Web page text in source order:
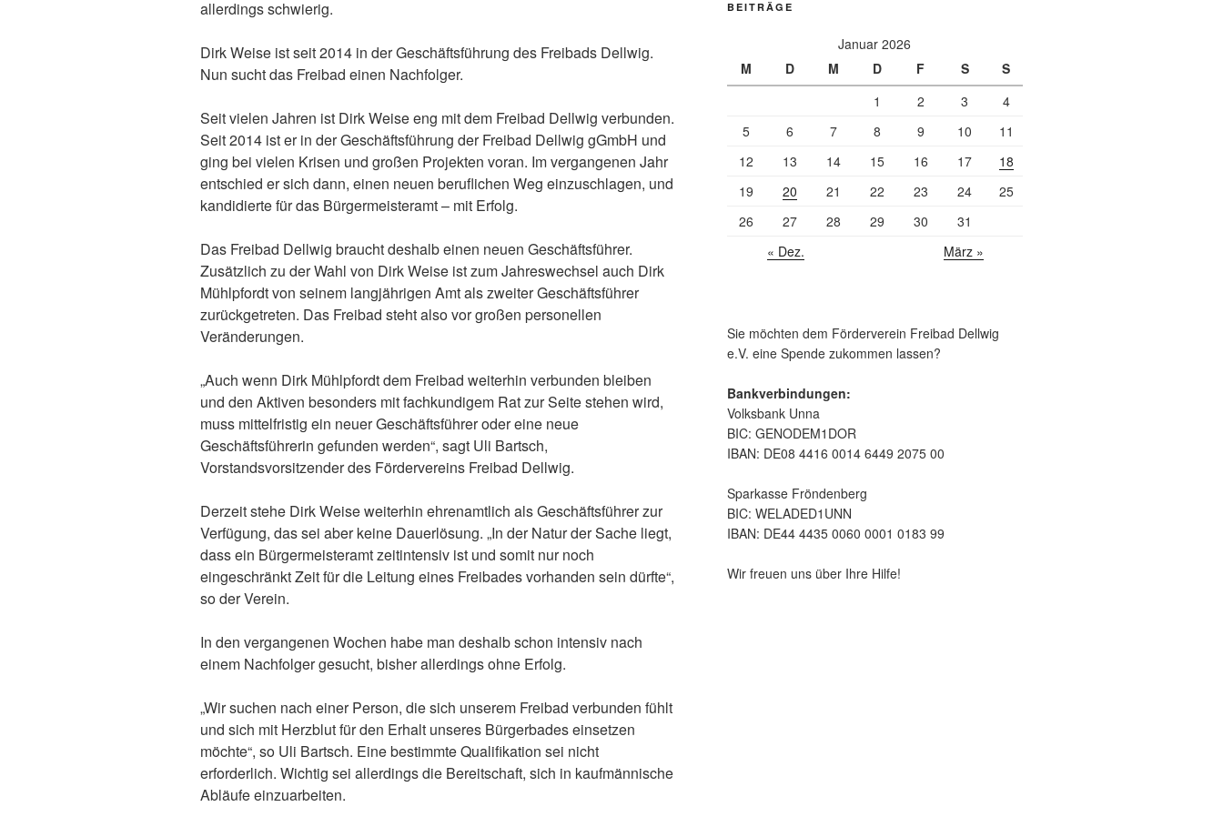
allerdings schwierig.
Dirk Weise ist seit 2014 in der Geschäftsführung des Freibads Dellwig.
Nun sucht das Freibad einen Nachfolger.
Seit vielen Jahren ist Dirk Weise eng mit dem Freibad Dellwig verbunden.
Seit 2014 ist er in der Geschäftsführung der Freibad Dellwig gGmbH und
ging bei vielen Krisen und großen Projekten voran. Im vergangenen Jahr
entschied er sich dann, einen neuen beruflichen Weg einzuschlagen, und
kandidierte für das Bürgermeisteramt – mit Erfolg.
Das Freibad Dellwig braucht deshalb einen neuen Geschäftsführer.
Zusätzlich zu der Wahl von Dirk Weise ist zum Jahreswechsel auch Dirk
Mühlpfordt von seinem langjährigen Amt als zweiter Geschäftsführer
zurückgetreten. Das Freibad steht also vor großen personellen
Veränderungen.
„Auch wenn Dirk Mühlpfordt dem Freibad weiterhin verbunden bleiben
und den Aktiven besonders mit fachkundigem Rat zur Seite stehen wird,
muss mittelfristig ein neuer Geschäftsführer oder eine neue
Geschäftsführerin gefunden werden“, sagt Uli Bartsch,
Vorstandsvorsitzender des Fördervereins Freibad Dellwig.
Derzeit stehe Dirk Weise weiterhin ehrenamtlich als Geschäftsführer zur
Verfügung, das sei aber keine Dauerlösung. „In der Natur der Sache liegt,
dass ein Bürgermeisteramt zeitintensiv ist und somit nur noch
eingeschränkt Zeit für die Leitung eines Freibades vorhanden sein dürfte“,
so der Verein.
In den vergangenen Wochen habe man deshalb schon intensiv nach
einem Nachfolger gesucht, bisher allerdings ohne Erfolg.
„Wir suchen nach einer Person, die sich unserem Freibad verbunden fühlt
und sich mit Herzblut für den Erhalt unseres Bürgerbades einsetzen
möchte“, so Uli Bartsch. Eine bestimmte Qualifikation sei nicht
erforderlich. Wichtig sei allerdings die Bereitschaft, sich in kaufmännische
Abläufe einzuarbeiten.
BEITRÄGE
Januar 2026
M
D M D F S
S
1
2 3
4
5
6 7 8 9 10
11
12
13 14 15 16 17
18
19
20 21 22 23 24
25
26
27 28 29 30
31
« Dez.
März »
Sie möchten dem Förderverein Freibad Dellwig
e.V. eine Spende zukommen lassen?
Bankverbindungen:
Volksbank Unna
BIC: GENODEM1DOR
IBAN: DE08 4416 0014 6449 2075 00
Sparkasse Fröndenberg
BIC: WELADED1UNN
IBAN: DE44 4435 0060 0001 0183 99
Wir freuen uns über Ihre Hilfe!